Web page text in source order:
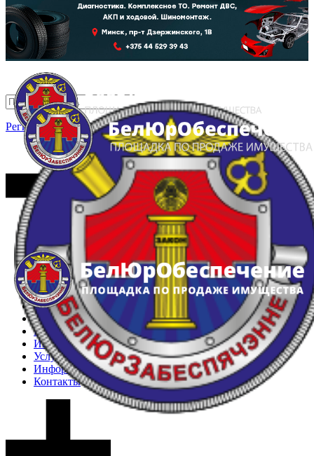
Регистрация Вход
Главная
Арестованное имущество
Реестр несостоявшихся торгов
Реестр переоценок
Частное имущество
Государственное имущество
Интернет-магазин
Интернет-витрина
Услуги
Информация
Контакты